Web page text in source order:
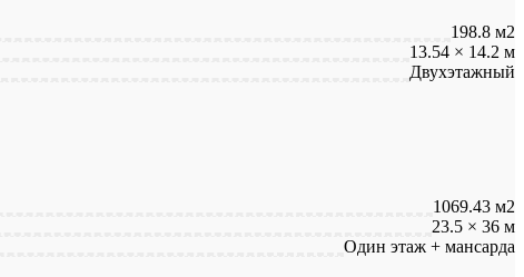
198.8 м2
13.54 × 14.2 м
Двухэтажный
1069.43 м2
23.5 × 36 м
Один этаж + мансарда